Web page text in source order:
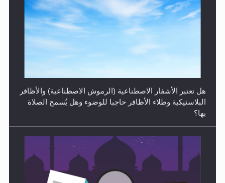
الهجرة: بحث عن الأمن والسلام في سبيل إرساء الأمن
هل تعتبر الأشفار الاصطناعية (الرموش الاصطناعية) والأظافر
البلاستيكية وطلاء الأظافر حاجبا للوضوء وهل يُسمح الصلاة
بها؟